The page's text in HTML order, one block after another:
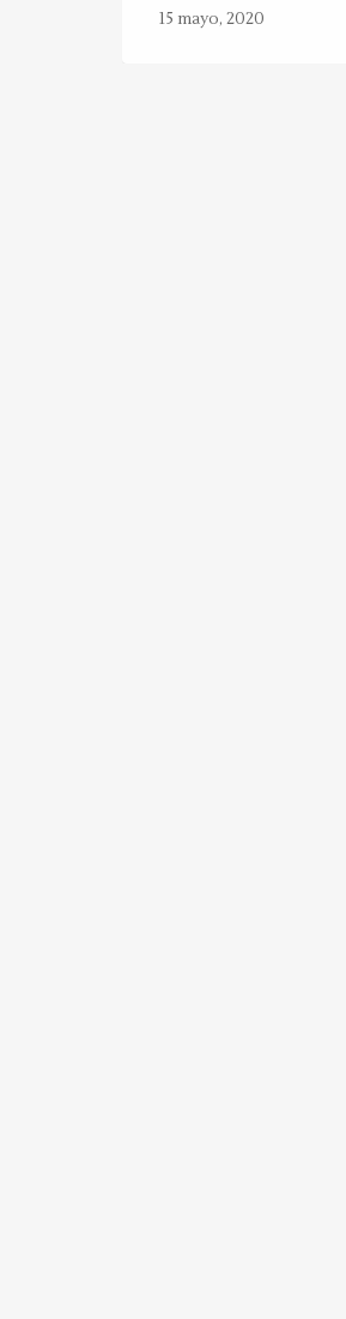
15 mayo, 2020